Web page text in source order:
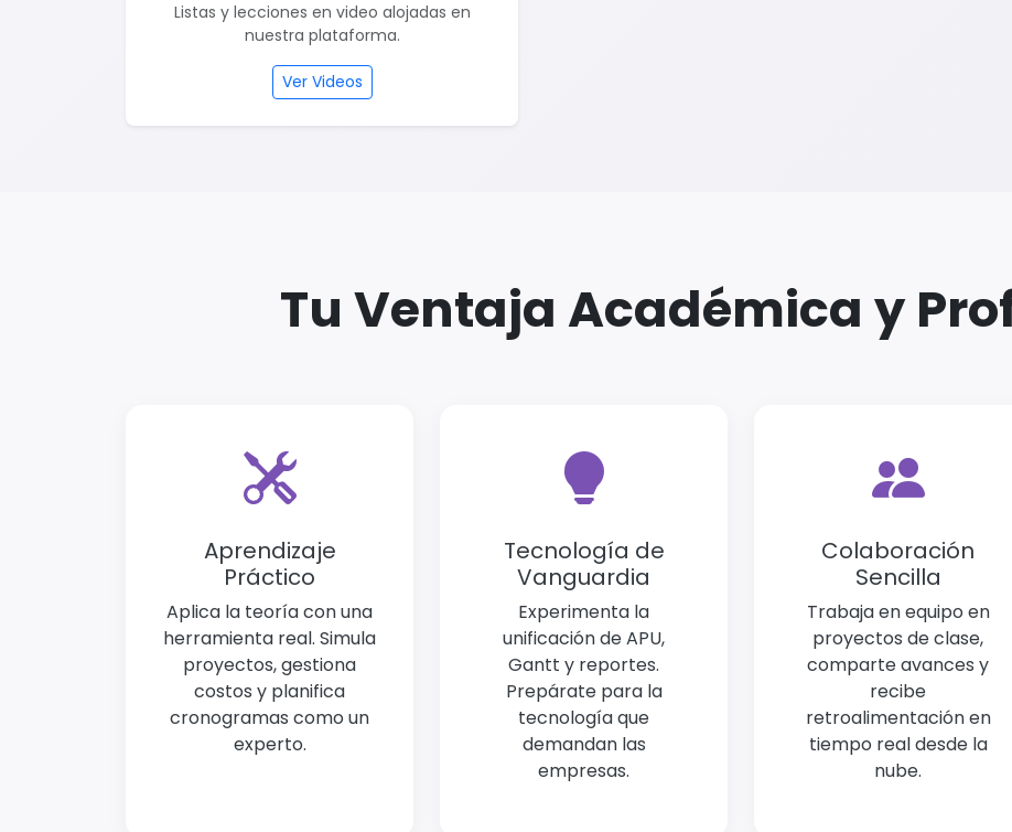
Listas y lecciones en video alojadas en
nuestra plataforma.
Ver Videos
Tu Ventaja Académica y
Aprendizaje
Práctico
Aplica la teoría con una
herramienta real. Simula
proyectos, gestiona
costos y planifica
cronogramas como un
experto.
Tecnología de
Vanguardia
Experimenta la
unificación de APU,
Gantt y reportes.
Prepárate para la
tecnología que
demandan las
empresas.
Colaboración
Sencilla
Trabaja en equipo en
proyectos de clase,
comparte avances y
recibe
retroalimentación en
tiempo real desde la
nube.